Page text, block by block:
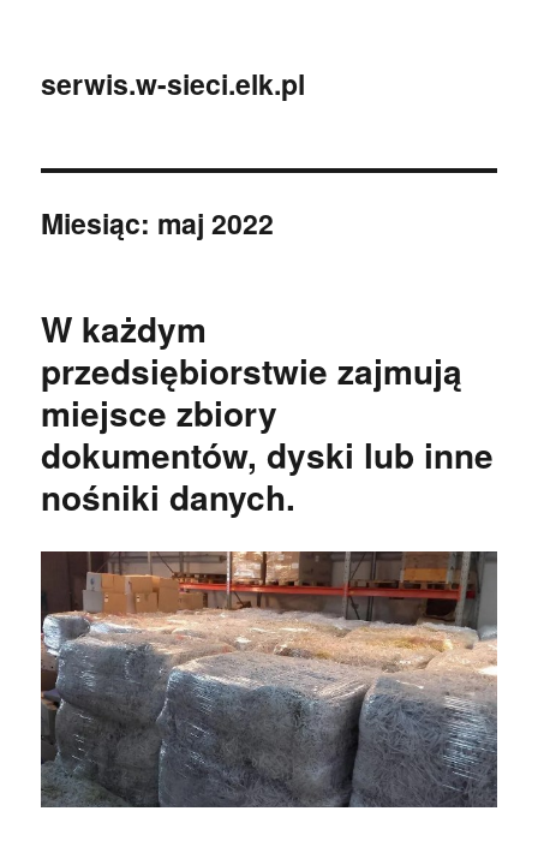
serwis.w-sieci.elk.pl
Miesiąc: maj 2022
W każdym
przedsiębiorstwie zajmują
miejsce zbiory
dokumentów, dyski lub inne
nośniki danych.